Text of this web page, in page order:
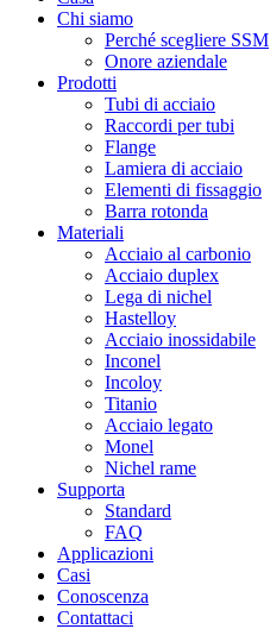
Chi siamo
Perché scegliere SSM
Onore aziendale
Prodotti
Tubi di acciaio
Raccordi per tubi
Flange
Lamiera di acciaio
Elementi di fissaggio
Barra rotonda
Materiali
Acciaio al carbonio
Acciaio duplex
Lega di nichel
Hastelloy
Acciaio inossidabile
Inconel
Incoloy
Titanio
Acciaio legato
Monel
Nichel rame
Supporta
Standard
FAQ
Applicazioni
Casi
Conoscenza
Contattaci